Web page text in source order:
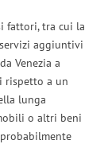
fattori, tra cui la
aggiuntivi
Venezia a
rispetto a un
lunga
o altri beni